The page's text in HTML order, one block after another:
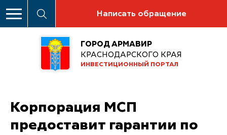
Написать обращение
ГОРОД АРМАВИР
КРАСНОДАРСКОГО КРАЯ
ИНВЕСТИЦИОННЫЙ ПОРТАЛ
Корпорация МСП
предоставит гарантии по